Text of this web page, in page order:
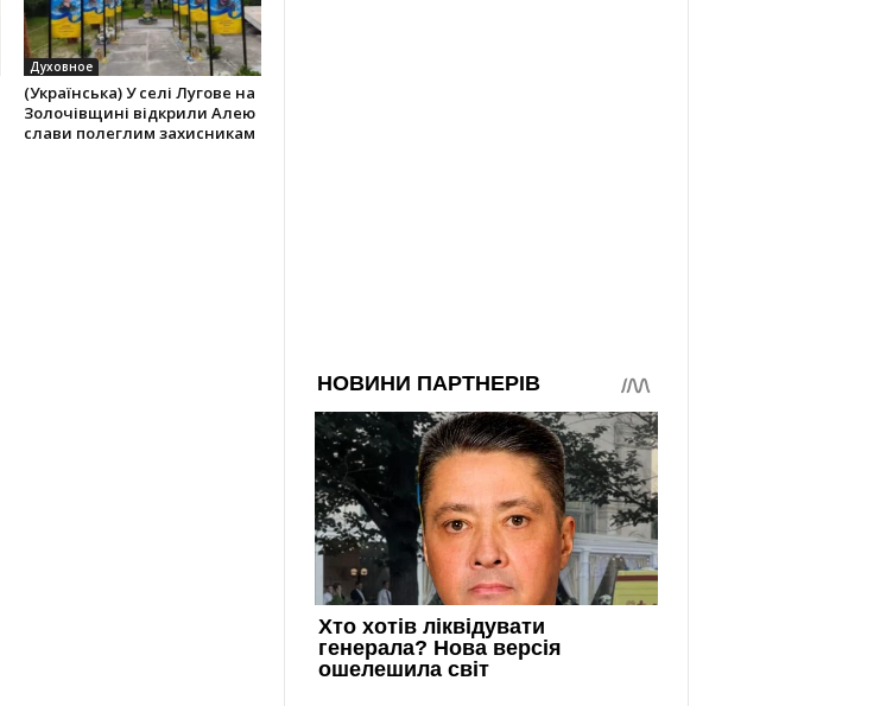
Духовное
(Українська) У селі Лугове на
Золочівщині відкрили Алею
слави полеглим захисникам